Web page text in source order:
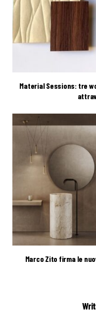
Material Sessions: tre
Marco Zito firma le